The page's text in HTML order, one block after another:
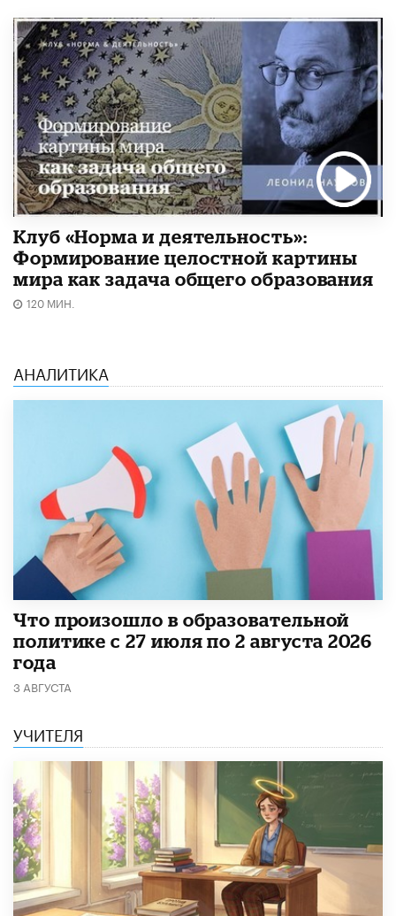
Клуб «Норма и деятельность»:
Формирование целостной картины
мира как задача общего образования
120 МИН.
АНАЛИТИКА
​Что произошло в образовательной
политике с 27 июля по 2 августа 2026
года
3 АВГУСТА
УЧИТЕЛЯ